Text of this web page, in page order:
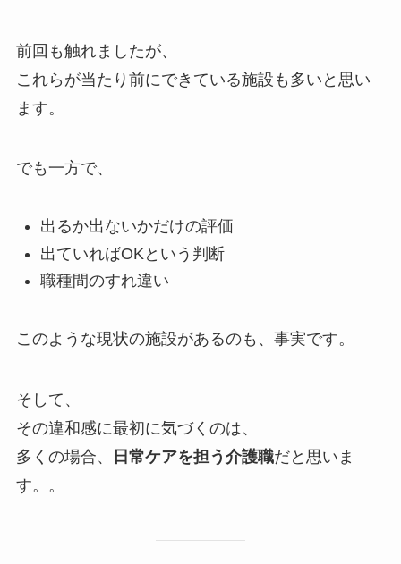
前回も触れましたが、
これらが当たり前にできている施設も多いと思い
ます。
でも一方で、
出るか出ないかだけの評価
出ていればOKという判断
職種間のすれ違い
このような現状の施設があるのも、事実です。
そして、
その違和感に最初に気づくのは、
多くの場合、
日常ケアを担う介護職だと思いま
す。。